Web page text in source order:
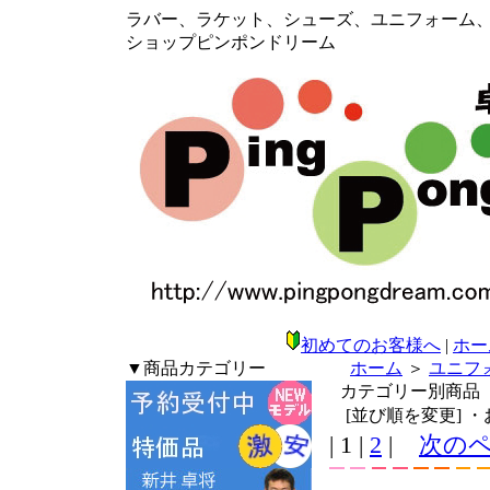
ラバー、ラケット、シューズ、ユニフォーム
ショップピンポンドリーム
初めてのお客様へ | ホ
▼商品カテゴリー
ホーム ＞ ユニフ
カテゴリー別商品
[並び順を変更]
| 1 | 2 | 次の